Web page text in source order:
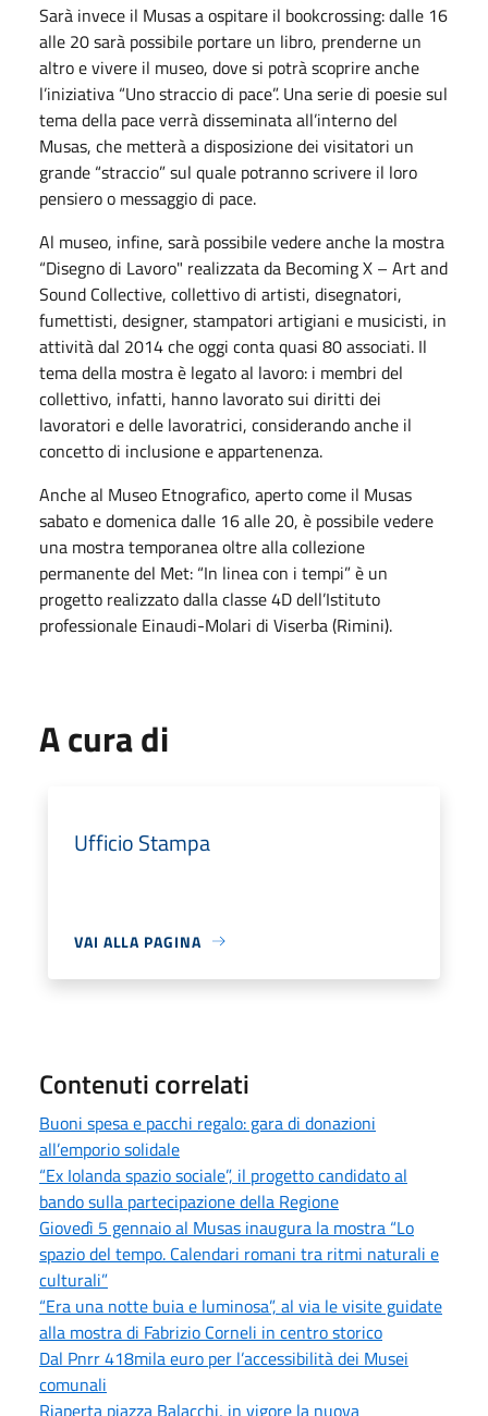
Sarà invece il Musas a ospitare il bookcrossing: dalle 16
alle 20 sarà possibile portare un libro, prenderne un
altro e vivere il museo, dove si potrà scoprire anche
l’iniziativa “Uno straccio di pace”. Una serie di poesie sul
tema della pace verrà disseminata all’interno del
Musas, che metterà a disposizione dei visitatori un
grande “straccio” sul quale potranno scrivere il loro
pensiero o messaggio di pace.
Al museo, infine, sarà possibile vedere anche la mostra
“Disegno di Lavoro" realizzata da Becoming X – Art and
Sound Collective, collettivo di artisti, disegnatori,
fumettisti, designer, stampatori artigiani e musicisti, in
attività dal 2014 che oggi conta quasi 80 associati. Il
tema della mostra è legato al lavoro: i membri del
collettivo, infatti, hanno lavorato sui diritti dei
lavoratori e delle lavoratrici, considerando anche il
concetto di inclusione e appartenenza.
Anche al Museo Etnografico, aperto come il Musas
sabato e domenica dalle 16 alle 20, è possibile vedere
una mostra temporanea oltre alla collezione
permanente del Met: “In linea con i tempi” è un
progetto realizzato dalla classe 4D dell’Istituto
professionale Einaudi-Molari di Viserba (Rimini).
A cura di
Ufficio Stampa
VAI ALLA PAGINA
Contenuti correlati
Buoni spesa e pacchi regalo: gara di donazioni
all’emporio solidale
“Ex Iolanda spazio sociale”, il progetto candidato al
bando sulla partecipazione della Regione
Giovedì 5 gennaio al Musas inaugura la mostra “Lo
spazio del tempo. Calendari romani tra ritmi naturali e
culturali”
“Era una notte buia e luminosa”, al via le visite guidate
alla mostra di Fabrizio Corneli in centro storico
Dal Pnrr 418mila euro per l’accessibilità dei Musei
comunali
Riaperta piazza Balacchi, in vigore la nuova